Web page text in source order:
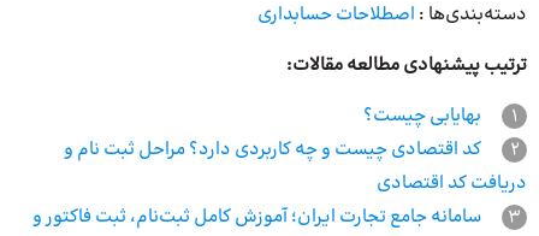
دسته‌بندی‌ها : اصطلاحات حسابداری
ترتیب پیشنهادی مطالعه مقالات:
1
بهایابی چیست؟
2
کد اقتصادی چیست و چه کاربردی دارد؟ مراحل ثبت نام و
دریافت کد اقتصادی
3
سامانه جامع تجارت ایران؛ آموزش کامل ثبت‌نام، ثبت فاکتور و